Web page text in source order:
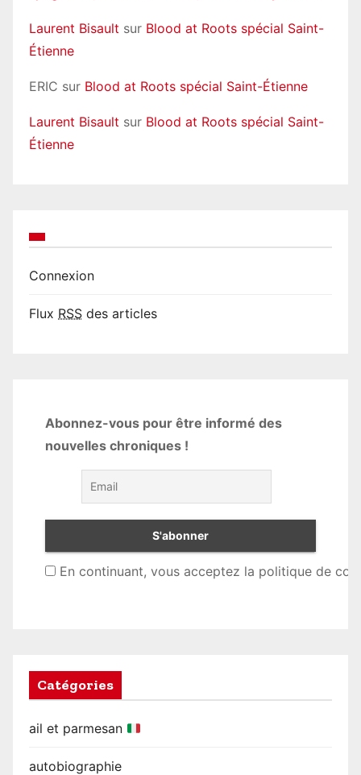
Laurent Bisault sur Blood at Roots spécial Saint-
Étienne
ERIC sur Blood at Roots spécial Saint-Étienne
Laurent Bisault sur Blood at Roots spécial Saint-
Étienne
Connexion
Flux RSS des articles
Abonnez-vous pour être informé des
nouvelles chroniques !
En continuant, vous acceptez la politique de
Catégories
ail et parmesan
autobiographie